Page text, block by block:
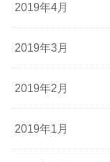
2019年4月
2019年3月
2019年2月
2019年1月